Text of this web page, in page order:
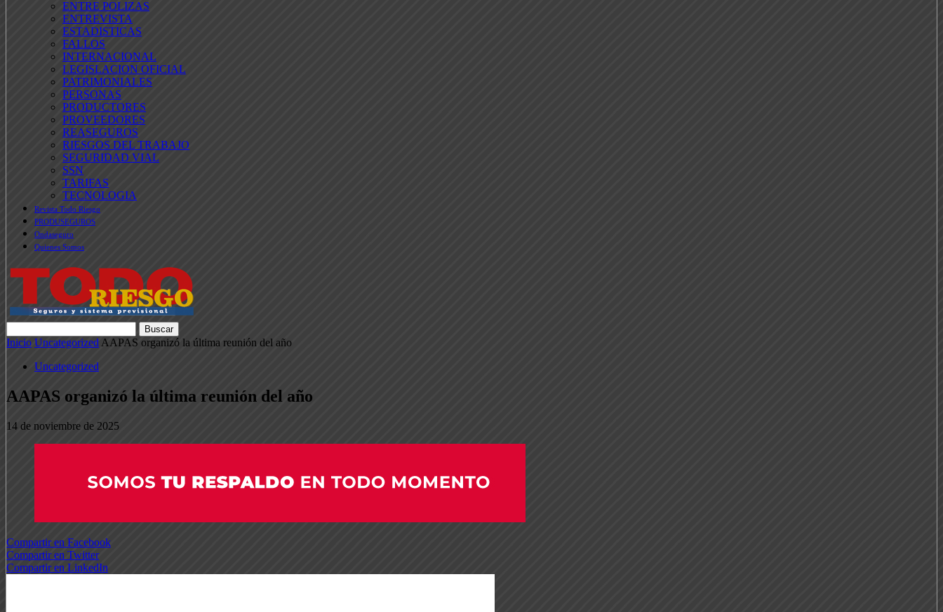
ENTRE POLIZAS
ENTREVISTA
ESTADISTICAS
FALLOS
INTERNACIONAL
LEGISLACION OFICIAL
PATRIMONIALES
PERSONAS
PRODUCTORES
PROVEEDORES
REASEGUROS
RIESGOS DEL TRABAJO
SEGURIDAD VIAL
SSN
TARIFAS
TECNOLOGIA
Revista Todo Riesgo
PRODUSEGUROS
Ondaseguro
Quienes Somos
Inicio Uncategorized AAPAS organizó la última reunión del año
Uncategorized
AAPAS organizó la última reunión del año
14 de noviembre de 2025
Compartir en Facebook
Compartir en Twitter
Compartir en LinkedIn